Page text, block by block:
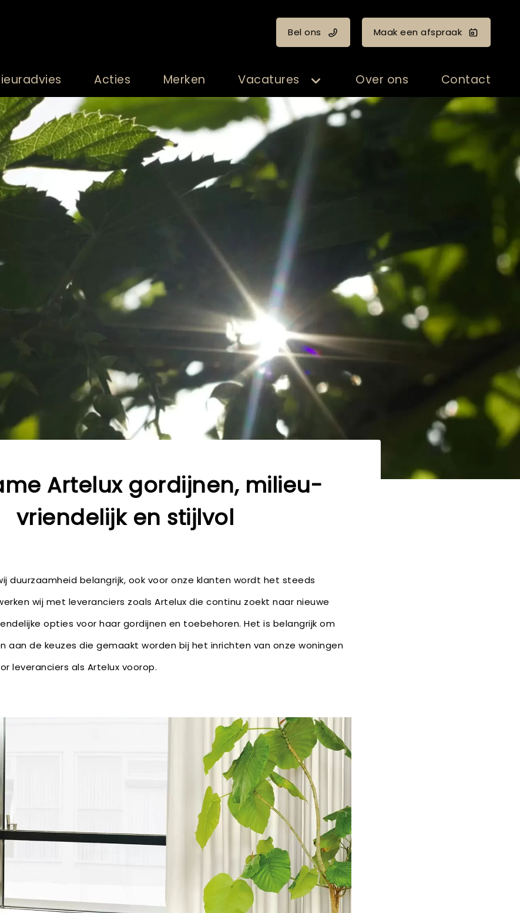
Bel ons Maak een afspraak
Acties Merken Vacatures Over ons Contact
Artelux gordijnen, milieu-
vriendelijk en stijlvol
duurzaamheid belangrijk, ook voor onze klanten wordt het steeds
wij met leveranciers zoals Artelux die continu zoekt naar nieuwe
opties voor haar gordijnen en toebehoren. Het is belangrijk om
aan de keuzes die gemaakt worden bij het inrichten van onze woningen
leveranciers als Artelux voorop.